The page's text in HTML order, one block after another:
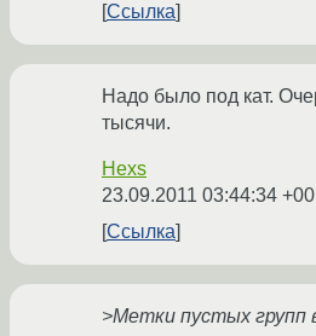
Ссылка
Надо было под кат.
тысячи.
Hexs
23.09.2011 03:44:34
Ссылка
>Метки пустых групп